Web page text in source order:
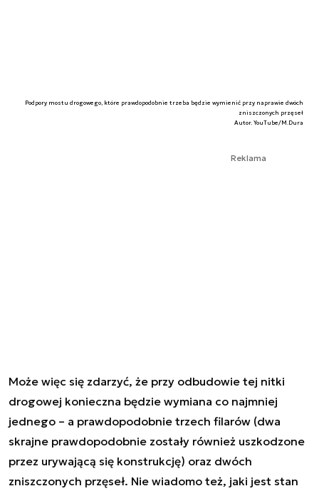
Podpory mostu drogowego, które prawdopodobnie trzeba będzie wymienić przy naprawie dwóch
zniszczonych przęseł
Autor. YouTube/M.Dura
Reklama
Może więc się zdarzyć, że przy odbudowie tej nitki
drogowej konieczna będzie wymiana co najmniej
jednego – a prawdopodobnie trzech filarów (dwa
skrajne prawdopodobnie zostały również uszkodzone
przez urywającą się konstrukcję) oraz dwóch
zniszczonych przęseł. Nie wiadomo też, jaki jest stan